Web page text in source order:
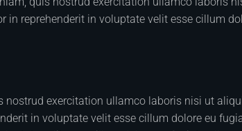
in reprehenderit in voluptate velit esse cillum
nostrud exercitation ullamco laboris nisi ut
in voluptate velit esse cillum dolore eu